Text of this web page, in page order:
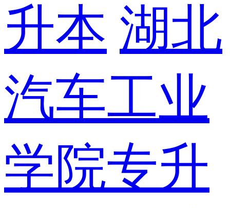
升本 湖北
汽车工业
学院专升